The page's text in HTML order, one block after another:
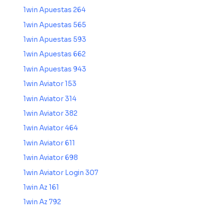
1win Apuestas 264
1win Apuestas 565
1win Apuestas 593
1win Apuestas 662
1win Apuestas 943
1win Aviator 153
1win Aviator 314
1win Aviator 382
1win Aviator 464
1win Aviator 611
1win Aviator 698
1win Aviator Login 307
1win Az 161
1win Az 792